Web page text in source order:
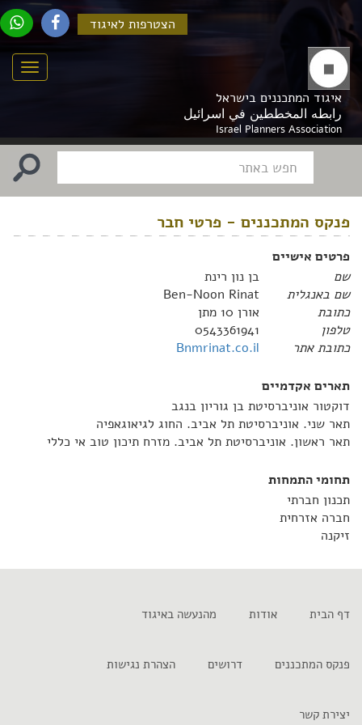
הצטרפות לאיגוד
איגוד המתכננים בישראל
رابطه المخططين في اسرائيل
Israel Planners Association
פנקס המתכננים - פרטי חבר
פרטים אישיים
שם
בן נון רינת
שם באנגלית
Ben-Noon Rinat
כתובת
אורן 10 מתן
טלפון
0543361941
כתובת אתר
Bnmrinat.co.il
תארים אקדמיים
דוקטור אוניברסיטת בן גוריון בנגב
תאר שני. אוניברסיטת תל אביב. החוג לגיאוגאפיה
תאר ראשון. אוניברסיטת תל אביב. מזרח תיכון טוב אי כללי
תחומי התמחות
תכנון חברתי
חברה אזרחית
זיקנה
דף הבית אודות מהנעשה באיגוד
פנקס המתכננים דרושים הצהרת נגישות
יצירת קשר